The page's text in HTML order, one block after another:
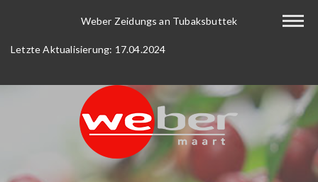
Weber Zeidungs an Tubaksbuttek
Letzte Aktualisierung: 17.04.2024
Kaffee-Tee
Getränke
Lebensmittel